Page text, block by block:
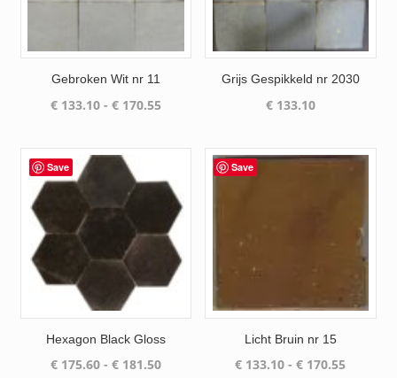
Gebroken Wit nr 11
€133.10 - €170.55Prijsklasse:
Grijs Gespikkeld nr 2030
€133.10
Save
Hexagon Black Gloss
€175.60 - €181.50Prijsklasse:
Save
Licht Bruin nr 15
€ 133.10 - € 170.55